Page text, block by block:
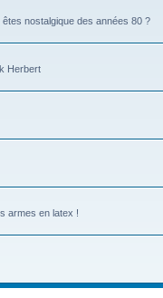
nostalgique des années 80 ?
Herbert
armes en latex !